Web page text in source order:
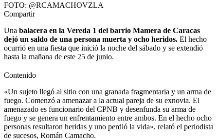
FOTO: @RCAMACHOVZLA
Compartir
Una balacera en la Vereda 1 del barrio Mamera de Caracas
dejó un saldo de una persona muerta y ocho heridos. El hecho
ocurrió en una fiesta que inició la noche del sábado y se extendió
hasta la mañana de este 25 de junio.
Contenido
«Un sujeto llegó al sitio con una granada fragmentaria y un arma de
fuego. Comenzó a amenazar a la actual pareja de su exnovia. El
amenazado es funcionario del CPNB y desenfunda su arma de
fuego y se genera un enfrentamiento entre ambos. En el hecho ocho
personas resultaron heridas y uno perdió la vida», relató el periodista
de sucesos, Román Camacho.